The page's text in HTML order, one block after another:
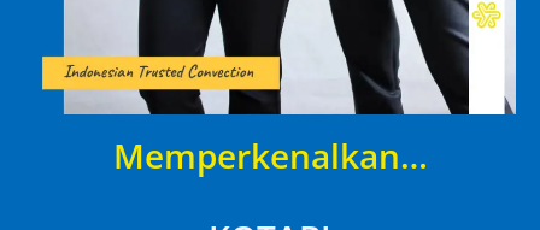
Memperkenalkan…